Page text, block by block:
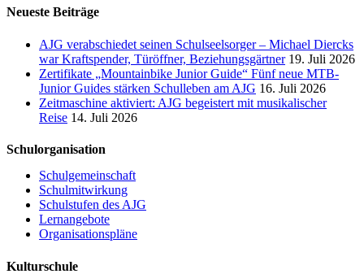
Neueste Beiträge
AJG verabschiedet seinen Schulseelsorger – Michael Diercks
war Kraftspender, Türöffner, Beziehungsgärtner 19. Juli 2026
Zertifikate „Mountainbike Junior Guide“ Fünf neue MTB-
Junior Guides stärken Schulleben am AJG 16. Juli 2026
Zeitmaschine aktiviert: AJG begeistert mit musikalischer
Reise 14. Juli 2026
Schulorganisation
Schulgemeinschaft
Schulmitwirkung
Schulstufen des AJG
Lernangebote
Organisationspläne
Kulturschule